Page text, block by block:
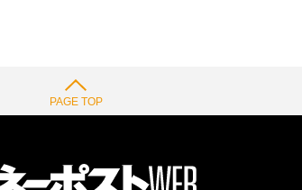
PAGE TOP